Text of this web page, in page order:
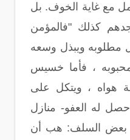
مع غاية الخوف. بل
كذلك "فالمؤمن
مطلوبه ويبذل وسعه
، فأما خسيس
هواه ، ويتكل على
له العفو- منازل
بعض السلف: هب أن